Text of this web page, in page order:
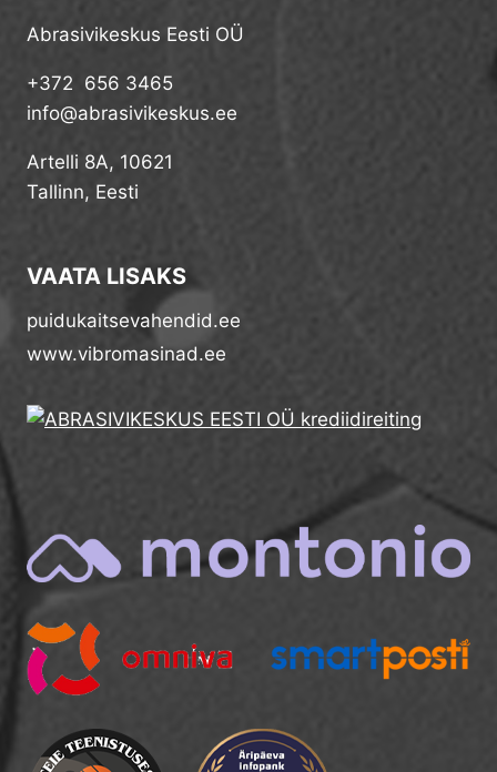
Abrasivikeskus Eesti OÜ
+372 656 3465
info@abrasivikeskus.ee
Artelli 8A, 10621
Tallinn, Eesti
VAATA LISAKS
puidukaitsevahendid.ee
www.vibromasinad.ee